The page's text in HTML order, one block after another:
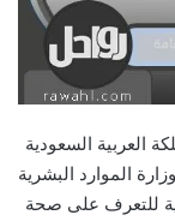
العربية السعودية
وزارة الموارد البشرية
للتعرف على صحة